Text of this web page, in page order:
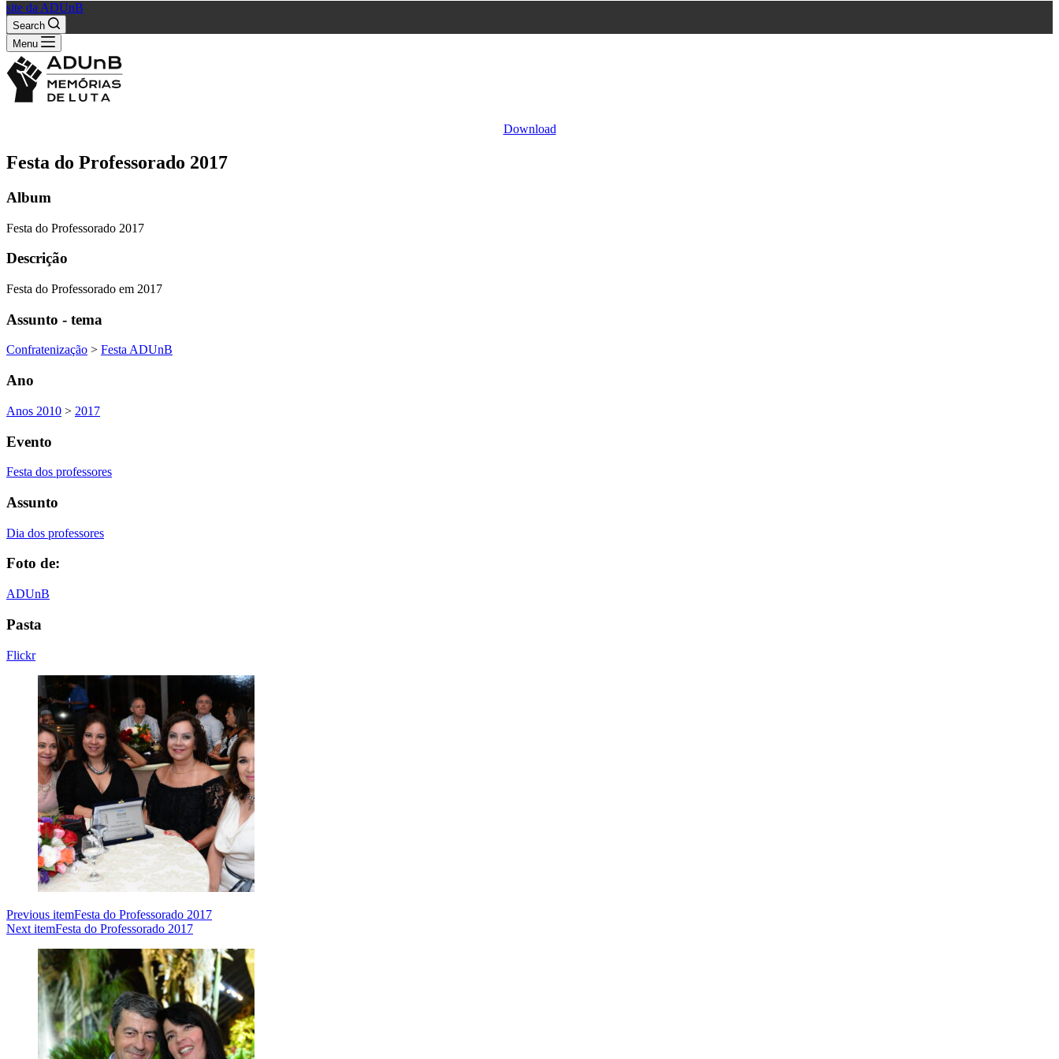
site da ADUnB
Search
Menu
Download
Festa do Professorado 2017
Album
Festa do Professorado 2017
Descrição
Festa do Professorado em 2017
Assunto - tema
Confratenização > Festa ADUnB
Ano
Anos 2010 > 2017
Evento
Festa dos professores
Assunto
Dia dos professores
Foto de:
ADUnB
Pasta
Flickr
Previous itemFesta do Professorado 2017
Next itemFesta do Professorado 2017